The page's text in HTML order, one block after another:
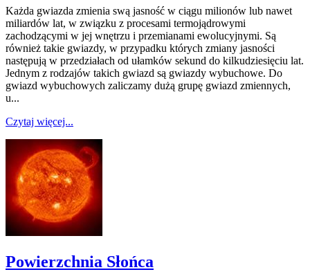
Każda gwiazda zmienia swą jasność w ciągu milionów lub nawet
miliardów lat, w związku z procesami termojądrowymi
zachodzącymi w jej wnętrzu i przemianami ewolucyjnymi. Są
również takie gwiazdy, w przypadku których zmiany jasności
następują w przedziałach od ułamków sekund do kilkudziesięciu lat.
Jednym z rodzajów takich gwiazd są gwiazdy wybuchowe. Do
gwiazd wybuchowych zaliczamy dużą grupę gwiazd zmiennych,
u...
Czytaj więcej...
Powierzchnia Słońca